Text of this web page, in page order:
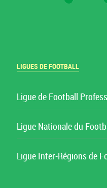
LIGUES DE FOOTBALL
Ligue de Football
Ligue Nationale du
Ligue Inter-Régions de